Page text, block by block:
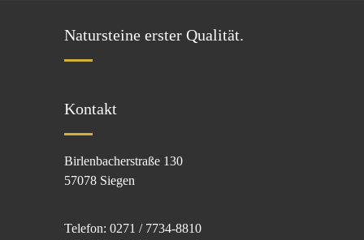
Natursteine erster Qualität.
Kontakt
Birlenbacherstraße 130
57078 Siegen
Telefon: 0271 / 7734-8810